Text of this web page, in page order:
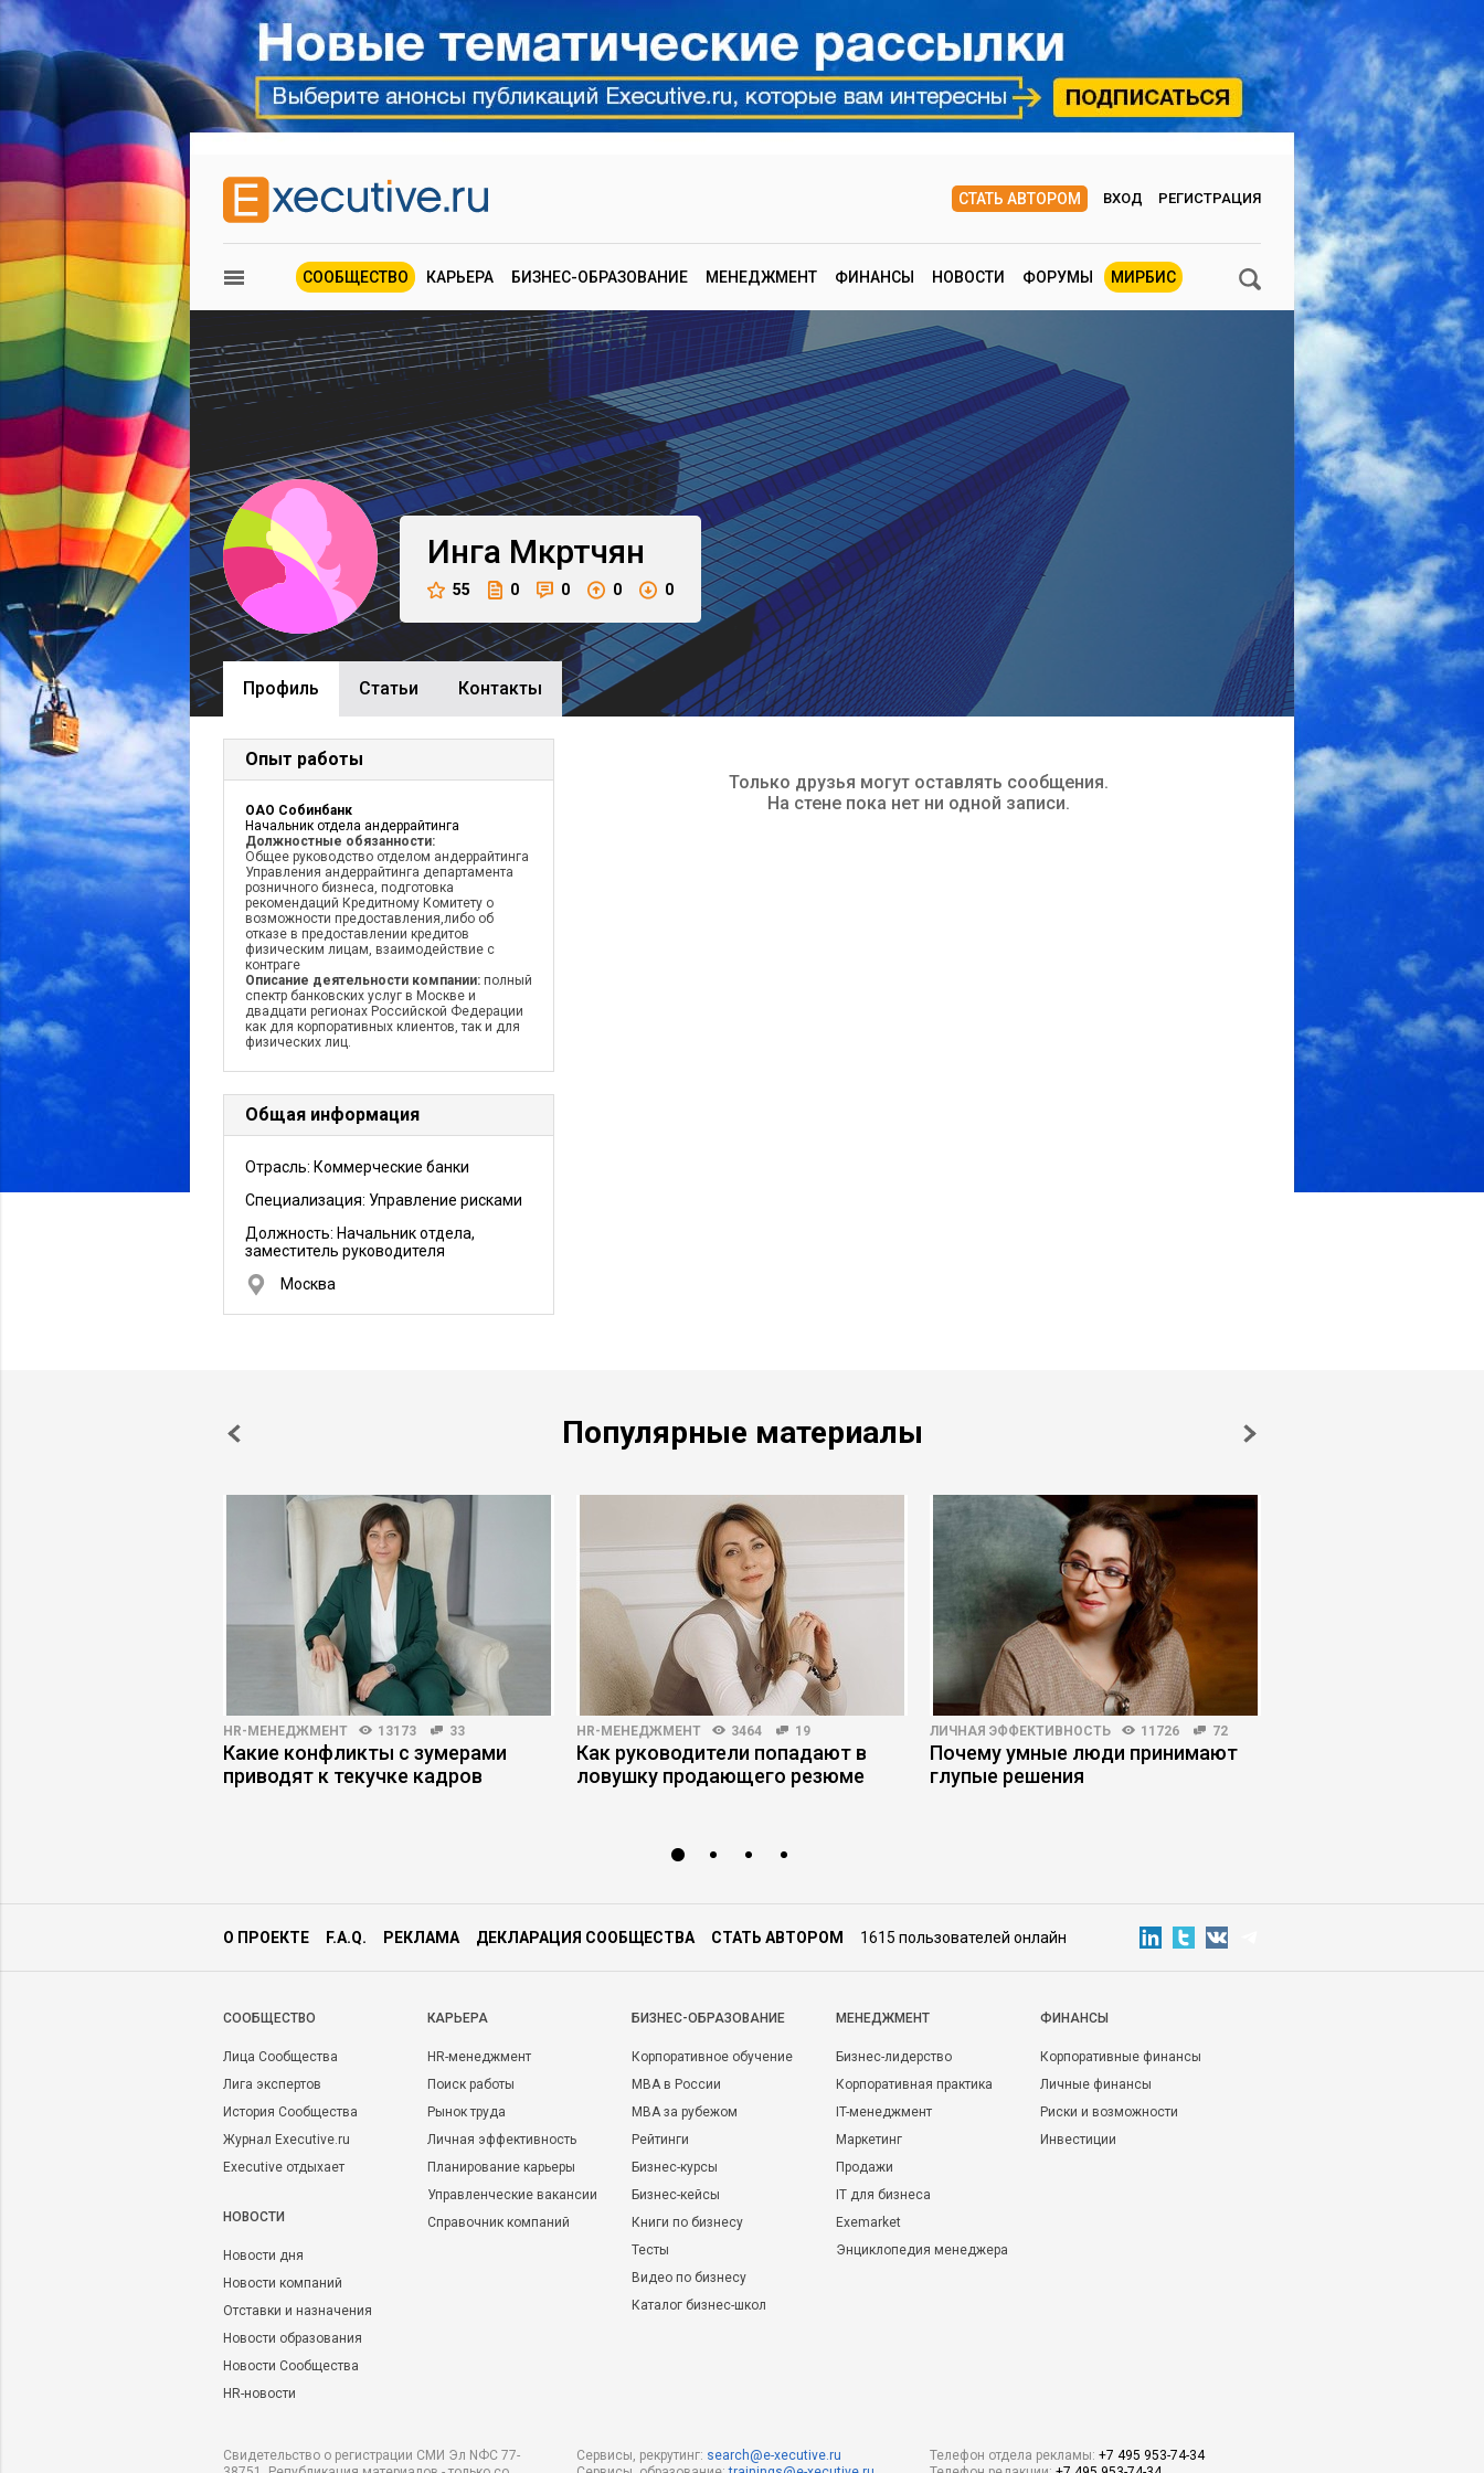
СТАТЬ АВТОРОМ ВХОД РЕГИСТРАЦИЯ
СООБЩЕСТВО КАРЬЕРА БИЗНЕС-ОБРАЗОВАНИЕ МЕНЕДЖМЕНТ ФИНАНСЫ НОВОСТИ ФОРУМЫ МИРБИС
Инга Мкртчян
55 0 0 0 0
Профиль Cтатьи Контакты
Опыт работы
ОАО Собинбанк
Начальник отдела андеррайтинга
Должностные обязанности:
Общее руководство отделом андеррайтинга
Управления андеррайтинга департамента
розничного бизнеса, подготовка
рекомендаций Кредитному Комитету о
возможности предоставления,либо об
отказе в предоставлении кредитов
физическим лицам, взаимодействие с
контраге
Описание деятельности компании: полный
спектр банковских услуг в Москве и
двадцати регионах Российской Федерации
как для корпоративных клиентов, так и для
физических лиц.
Общая информация
Отрасль: Коммерческие банки
Специализация: Управление рисками
Должность: Начальник отдела,
заместитель руководителя
Москва
Только друзья могут оставлять сообщения.
На стене пока нет ни одной записи.
Популярные материалы
HR-МЕНЕДЖМЕНТ 13173 33
Какие конфликты с зумерами
приводят к текучке кадров
HR-МЕНЕДЖМЕНТ 3464 19
Как руководители попадают в
ловушку продающего резюме
ЛИЧНАЯ ЭФФЕКТИВНОСТЬ 11726 72
Почему умные люди принимают
глупые решения
О ПРОЕКТЕ F.A.Q. РЕКЛАМА ДЕКЛАРАЦИЯ СООБЩЕСТВА СТАТЬ АВТОРОМ 1615 пользователей онлайн
CООБЩЕСТВО
Лица Сообщества
Лига экспертов
История Сообщества
Журнал Executive.ru
Executive отдыхает
НОВОСТИ
Новости дня
Новости компаний
Отставки и назначения
Новости образования
Новости Сообщества
HR-новости
КАРЬЕРА
HR-менеджмент
Поиск работы
Рынок труда
Личная эффективность
Планирование карьеры
Управленческие вакансии
Справочник компаний
БИЗНЕС-ОБРАЗОВАНИЕ
Корпоративное обучение
MBA в России
MBA за рубежом
Рейтинги
Бизнес-курсы
Бизнес-кейсы
Книги по бизнесу
Тесты
Видео по бизнесу
Каталог бизнес-школ
МЕНЕДЖМЕНТ
Бизнес-лидерство
Корпоративная практика
IT-менеджмент
Маркетинг
Продажи
IT для бизнеса
Exemarket
Энциклопедия менеджера
ФИНАНСЫ
Корпоративные финансы
Личные финансы
Риски и возможности
Инвестиции
Свидетельство о регистрации СМИ Эл NФС 77-
Сервисы, рекрутинг: search@e-xecutive.ru
Телефон отдела рекламы: +7 495 953-74-34